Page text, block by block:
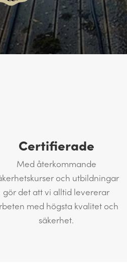
Certifierade
Med återkommande
och utbildningar
gör det att vi alltid levererar
med högsta kvalitet och
säkerhet.